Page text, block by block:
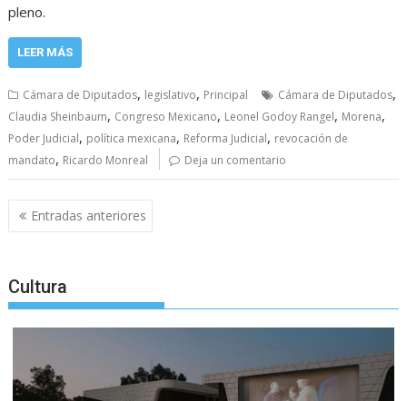
pleno.
LEER MÁS
Cámara de Diputados, legislativo, Principal Cámara de Diputados,
Claudia Sheinbaum, Congreso Mexicano, Leonel Godoy Rangel, Morena,
Poder Judicial, política mexicana, Reforma Judicial, revocación de
mandato, Ricardo Monreal Deja un comentario
Navegación
de
Entradas anteriores
Cultura